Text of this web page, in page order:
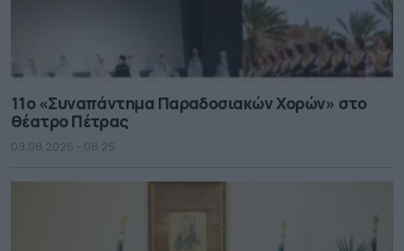
11ο «Συναπάντημα Παραδοσιακών Χορών» στο
θέατρο Πέτρας
09.08.2026 - 08.25